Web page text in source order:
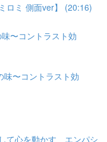
ロミ 側面ver】 (20:16)
〜コントラスト効
〜コントラスト効
て心を動かす エンパシ